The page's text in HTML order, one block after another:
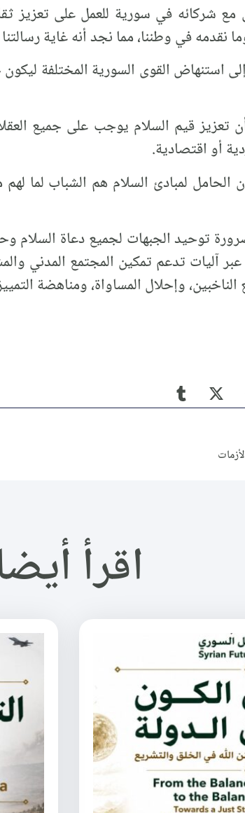
مع شركائه في سورية للعمل على تعزيز
نقدمه في وطننا، مما نجد أنه غاية
استنهاض القوى السورية المختلفة
تعزيز قيم السلام يوجب على جميع
أو اقتصادية.
الحامل لمبادئ السلام هم الشباب لما
توحيد الجبهات لجميع دعاة السلام
آليات تدعم تمكين المجتمع المدني
وإحلال المساواة، ومناهضة
اقرأ